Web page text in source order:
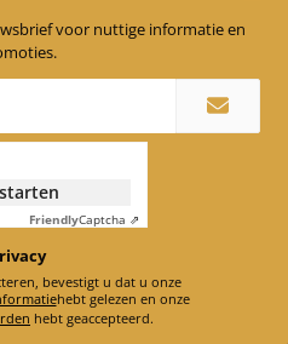
voor nuttige informatie en
FriendlyCaptcha ⇗
Door doorgaan te selecteren, bevestigt u dat u onze
hebt gelezen en onze
hebt geaccepteerd.